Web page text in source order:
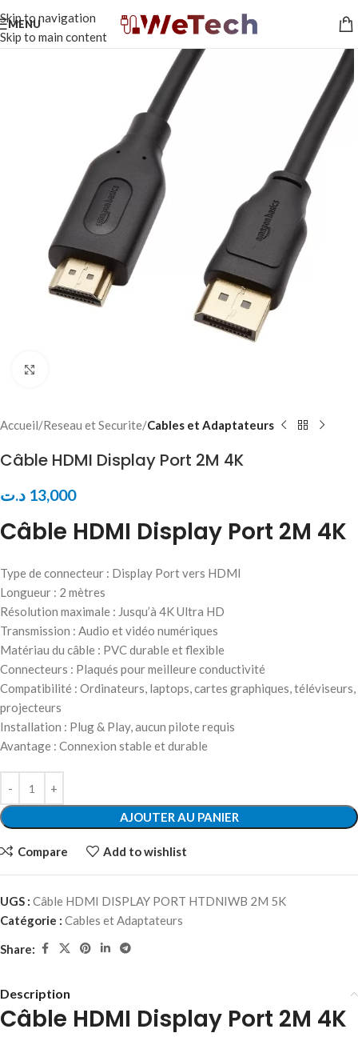
Skip to navigation
Skip to main content
MENU
Accueil Reseau et Securite Cables et Adaptateurs
Câble HDMI Display Port 2M 4K
13,000 د.ت
Câble HDMI Display Port 2M 4K
Type de connecteur : Display Port vers HDMI
Longueur : 2 mètres
Résolution maximale : Jusqu’à 4K Ultra HD
Transmission : Audio et vidéo numériques
Matériau du câble : PVC durable et flexible
Connecteurs : Plaqués pour meilleure conductivité
Compatibilité : Ordinateurs, laptops, cartes graphiques, téléviseurs,
projecteurs
Installation : Plug & Play, aucun pilote requis
Avantage : Connexion stable et durable
AJOUTER AU PANIER
Compare Add to wishlist
UGS : Câble HDMI DISPLAY PORT HTDNIWB 2M 5K
Catégorie : Cables et Adaptateurs
Share:
Description
Câble HDMI Display Port 2M 4K